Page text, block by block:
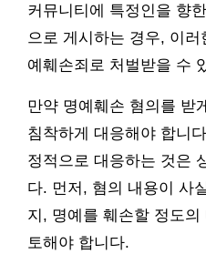
커뮤니티에 특정인을 향
으로 게시하는 경우, 이
예훼손죄로 처벌받을 수
만약 명예훼손 혐의를 받
침착하게 대응해야 합니
정적으로 대응하는 것은
다. 먼저, 혐의 내용이 사
지, 명예를 훼손할 정도
토해야 합니다.